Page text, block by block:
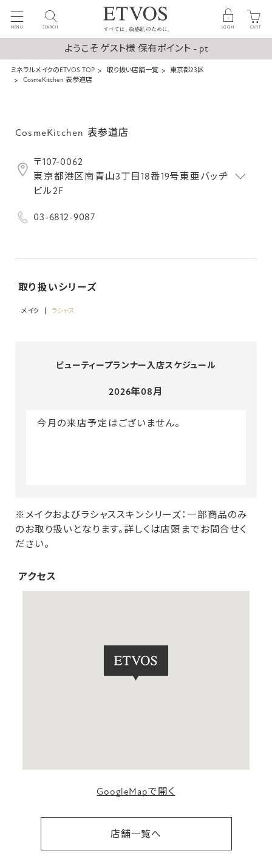
MENU SEARCH LOGIN CART
ようこそ ゲスト様 保有ポイント - pt
ミネラルメイクのETVOS TOP 取り扱い店舗一覧
東京都23区
CosmeKitchen 表参道店
CosmeKitchen 表参道店
〒107-0062
東京都港区南青山3丁目18番19号東亜バッヂ
ビル2F
03-6812-9087
取り扱いシリーズ
メイク ラシャス
ビューティープランナー入店スケジュール
2026年08月
今月の来店予定はございません。
※メイクおよびラシャススキンシリーズ：一部商品のみ
のお取り扱いとなります。詳しくは店頭までお問合せく
ださい。
アクセス
GoogleMapで開く
店舗一覧へ